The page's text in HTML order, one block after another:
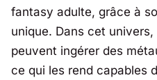
fantasy adulte, grâce à
unique. Dans cet
peuvent ingérer des
ce qui les rend capables